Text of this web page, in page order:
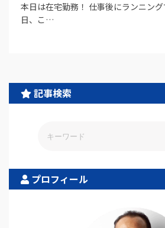
本日は在宅勤務！ 仕事後にランニン
日、こ…
記事検索
プロフィール